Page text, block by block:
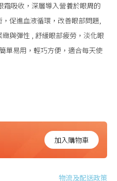
霜吸收，深層導入營養於眼周的
促進血液循環，改善眼部問題,
與彈性 , 舒緩眼部疲勞，淡化眼
單易用，輕巧方便，適合每天使
加入購物車
物流及配送政策